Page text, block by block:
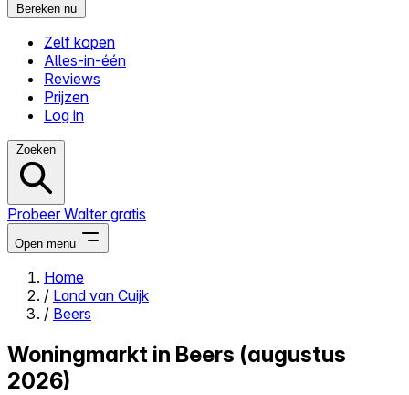
Bereken nu
Zelf kopen
Alles-in-één
Reviews
Prijzen
Log in
Zoeken
Probeer Walter gratis
Open menu
Close menu
Home
/ Land van Cuijk
/ Beers
Woningmarkt in Beers (augustus
2026)